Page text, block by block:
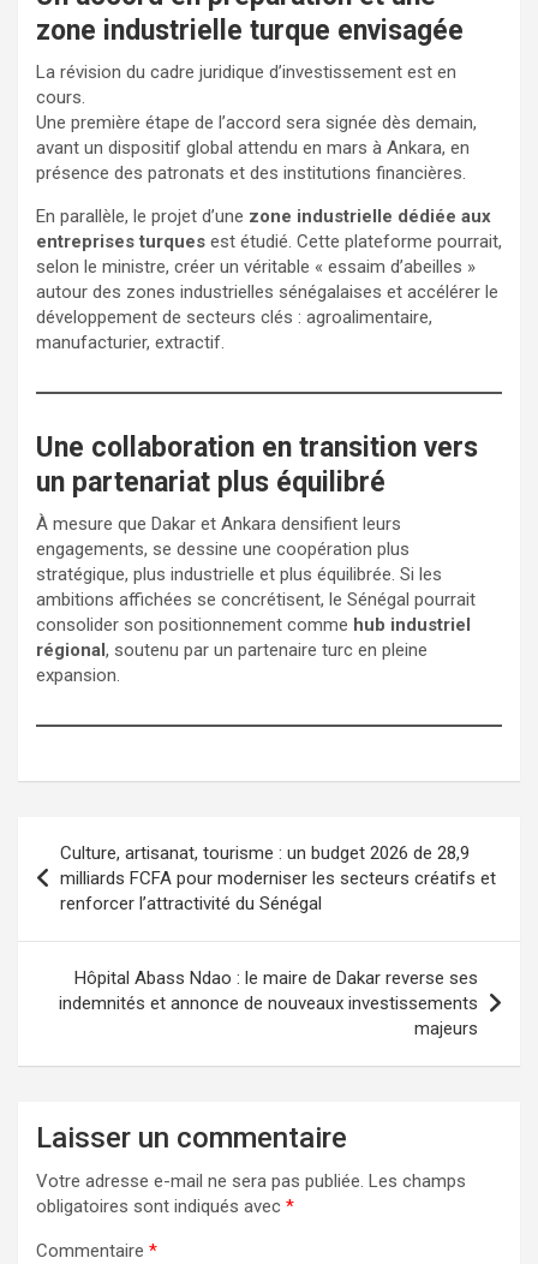
zone industrielle turque envisagée
La révision du cadre juridique d’investissement est en
cours.
Une première étape de l’accord sera signée dès demain,
avant un dispositif global attendu en mars à Ankara, en
présence des patronats et des institutions financières.
En parallèle, le projet d’une zone industrielle dédiée aux
entreprises turques est étudié. Cette plateforme pourrait,
selon le ministre, créer un véritable « essaim d’abeilles »
autour des zones industrielles sénégalaises et accélérer le
développement de secteurs clés : agroalimentaire,
manufacturier, extractif.
Une collaboration en transition vers
un partenariat plus équilibré
À mesure que Dakar et Ankara densifient leurs
engagements, se dessine une coopération plus
stratégique, plus industrielle et plus équilibrée. Si les
ambitions affichées se concrétisent, le Sénégal pourrait
consolider son positionnement comme hub industriel
régional, soutenu par un partenaire turc en pleine
expansion.
Culture, artisanat, tourisme : un budget 2026 de 28,9
milliards FCFA pour moderniser les secteurs créatifs et
renforcer l’attractivité du Sénégal
Hôpital Abass Ndao : le maire de Dakar reverse ses
indemnités et annonce de nouveaux investissements
majeurs
Laisser un commentaire
Votre adresse e-mail ne sera pas publiée. Les champs
obligatoires sont indiqués avec *
Commentaire *